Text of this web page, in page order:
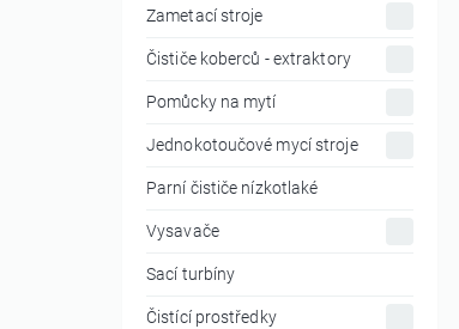
Zametací stroje
Čističe koberců - extraktory
Pomůcky na mytí
Jednokotoučové mycí stroje
Parní čističe nízkotlaké
Vysavače
Sací turbíny
Čistící prostředky